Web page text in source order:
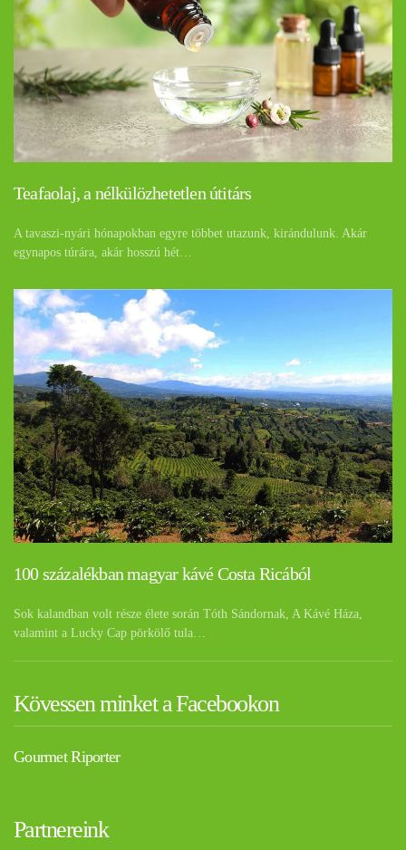
Teafaolaj, a nélkülözhetetlen útitárs
A tavaszi-nyári hónapokban egyre többet utazunk, kirándulunk. Akár
egynapos túrára, akár hosszú hét…
100 százalékban magyar kávé Costa Ricából
Sok kalandban volt része élete során Tóth Sándornak, A Kávé Háza,
valamint a Lucky Cap pörkölő tula…
Kövessen minket a Facebookon
Gourmet Riporter
Partnereink